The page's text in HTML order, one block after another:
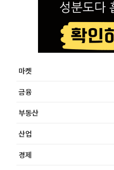
마켓
금융
부동산
산업
경제